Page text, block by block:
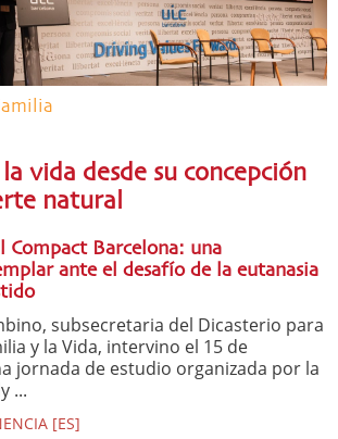
vida desde su concepción
natural
Compact Barcelona: una
ante el desafío de la eutanasia
subsecretaria del Dicasterio para
y la Vida, intervino el 15 de
jornada de estudio organizada por la
...
[ES]